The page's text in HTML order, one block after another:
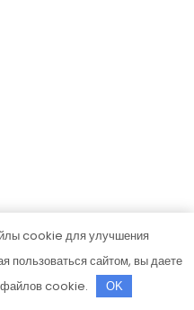
cookie для улучшения
пользоваться сайтом, вы даете
файлов cookie.
OK